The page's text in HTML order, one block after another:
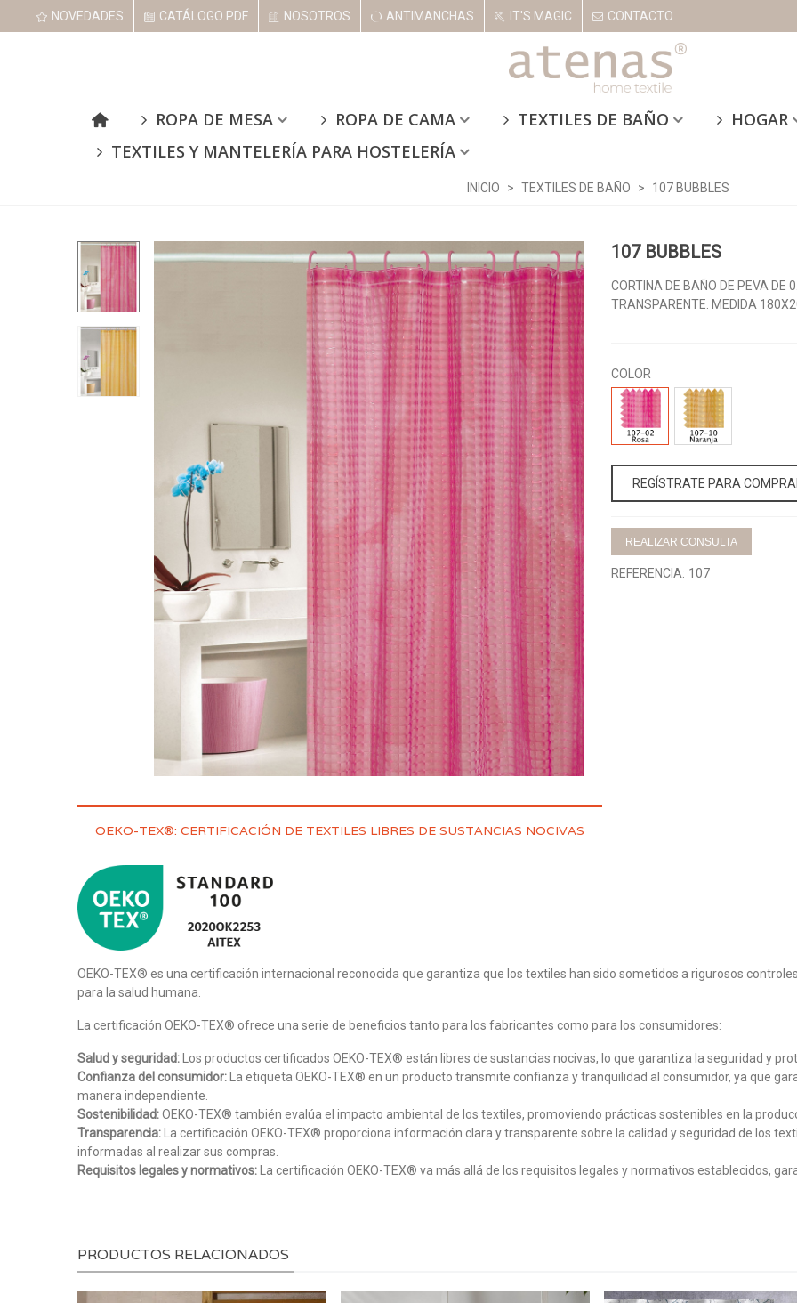
NOVEDADES CATÁLOGO PDF NOSOTROS ANTIMANCHAS IT'S MAGIC CONTACTO
ROPA DE MESA ROPA DE CAMA TEXTILES DE BAÑO
HOGAR
TEXTILES Y MANTELERÍA PARA HOSTELERÍA
INICIO > TEXTILES DE BAÑO > 107 BUBBLES
107 BUBBLES
CORTINA DE BAÑO DE PEVA DE
TRANSPARENTE. MEDIDA
COLOR
107-
02-
ROSA
107-
10-
NARANJA
REGÍSTRATE PARA
REALIZAR CONSULTA
REFERENCIA: 107
OEKO-TEX®: CERTIFICACIÓN DE TEXTILES LIBRES DE SUSTANCIAS NOCIVAS
OEKO-TEX® es una certificación internacional reconocida que garantiza que los textiles han sido sometidos a rigurosos
para la salud humana.
La certificación OEKO-TEX® ofrece una serie de beneficios tanto para los fabricantes como para los consumidores:
Salud y seguridad: Los productos certificados OEKO-TEX® están libres de sustancias nocivas, lo que garantiza la seguridad y
Confianza del consumidor: La etiqueta OEKO-TEX® en un producto transmite confianza y tranquilidad al consumidor, ya que
manera independiente.
Sostenibilidad:OEKO-TEX® también evalúa el impacto ambiental de los textiles, promoviendo prácticas sostenibles en la
Transparencia: La certificación OEKO-TEX® proporciona información clara y transparente sobre la calidad y seguridad de los
informadas al realizar sus compras.
Requisitos legales y normativos: La certificación OEKO-TEX® va más allá de los requisitos legales y normativos establecidos,
PRODUCTOS RELACIONADOS